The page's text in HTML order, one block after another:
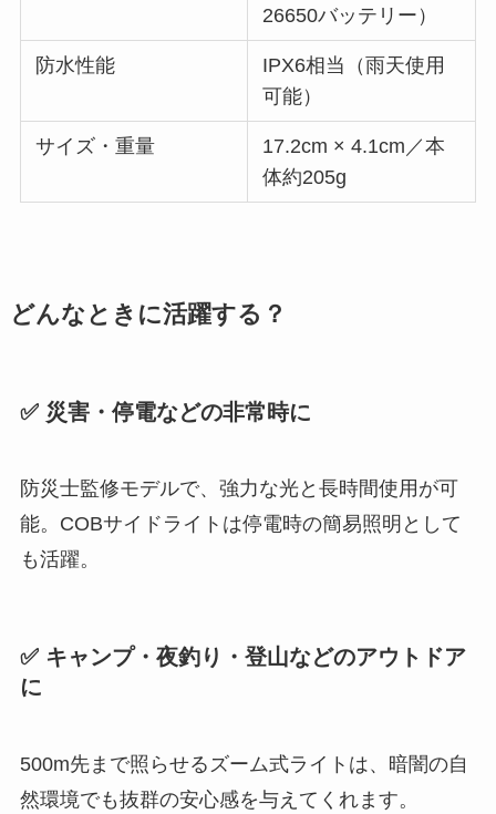
26650バッテリー）
防水性能
IPX6相当（雨天使用
可能）
サイズ・重量
17.2cm × 4.1cm／本
体約205g
どんなときに活躍する？
✅ 災害・停電などの非常時に
防災士監修モデルで、強力な光と長時間使用が可
能。COBサイドライトは停電時の簡易照明として
も活躍。
✅ キャンプ・夜釣り・登山などのアウトドア
に
500m先まで照らせるズーム式ライトは、暗闇の自
然環境でも抜群の安心感を与えてくれます。